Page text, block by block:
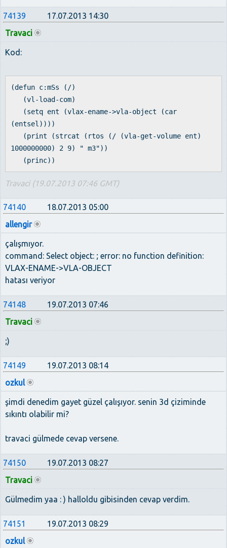
74139
17.07.2013 14:30
Travaci
Kod:
(defun c:mSs (/)
(vl-load-com)
(setq ent (vlax-ename->vla-object (car
(entsel))))
(print (strcat (rtos (/ (vla-get-volume ent)
1000000000) 2 9) " m3"))
(princ))
Travaci (19.07.2013 07:46 GMT)
74140
18.07.2013 05:00
allengir
çalışmıyor.
command: Select object: ; error: no function definition:
VLAX-ENAME->VLA-OBJECT
hatası veriyor
74148
19.07.2013 07:46
Travaci
;)
74149
19.07.2013 08:14
ozkul
şimdi denedim gayet güzel çalışıyor. senin 3d çiziminde
sıkıntı olabilir mi?
travaci gülmede cevap versene.
74150
19.07.2013 08:27
Travaci
Gülmedim yaa : ) halloldu gibisinden cevap verdim.
74151
19.07.2013 08:29
ozkul